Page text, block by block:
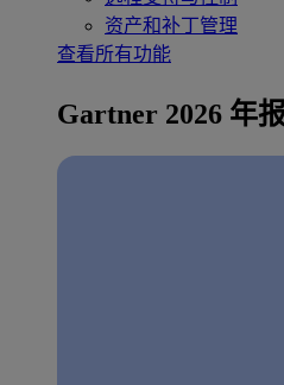
资产和补丁管理
查看所有功能
Gartner 2026 年